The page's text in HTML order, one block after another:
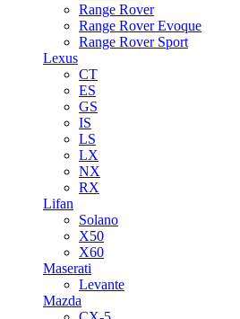
Range Rover
Range Rover Evoque
Range Rover Sport
Lexus
CT
ES
GS
IS
LS
LX
NX
RX
Lifan
Solano
X50
X60
Maserati
Levante
Mazda